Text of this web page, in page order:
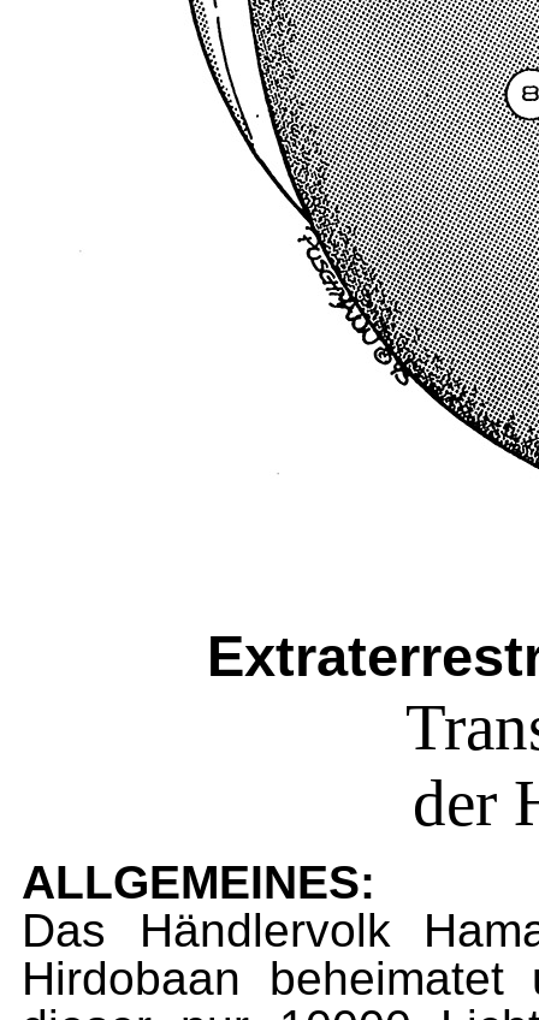
der
ALLGEMEINES:
Das Händlervolk
Hirdobaan